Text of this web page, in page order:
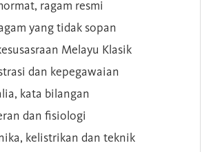
ragam resmi
yang tidak sopan
Melayu Klasik
dan kepegawaian
kata bilangan
dan fisiologi
kelistrikan dan teknik